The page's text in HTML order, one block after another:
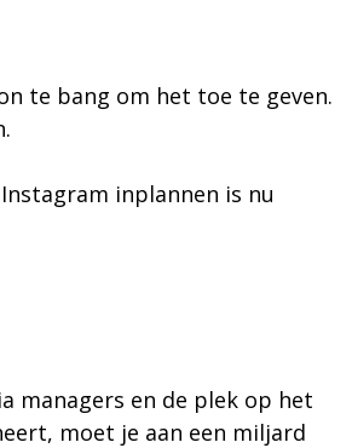
te bang om het toe te geven.
inplannen is nu
managers en de plek op het
moet je aan een miljard